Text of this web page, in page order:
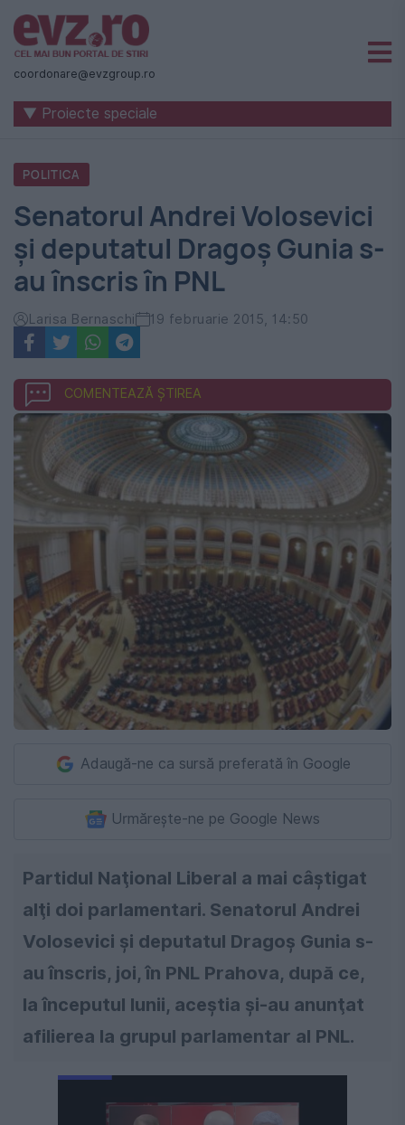
Știri
naționale
internaționale
România
-
Evenimentul
Zilei
coordonare@evzgroup.ro
▼ Proiecte speciale
POLITICA
Senatorul Andrei Volosevici
şi deputatul Dragoş Gunia s-
au înscris în PNL
Larisa Bernaschi 19 februarie 2015, 14:50
COMENTEAZĂ ȘTIREA
Adaugă-ne ca sursă preferată în Google
Urmărește-ne pe Google News
Partidul Naţional Liberal a mai câştigat
alţi doi parlamentari. Senatorul Andrei
Volosevici şi deputatul Dragoş Gunia s-
au înscris, joi, în PNL Prahova, după ce,
la începutul lunii, aceştia şi-au anunţat
afilierea la grupul parlamentar al PNL.